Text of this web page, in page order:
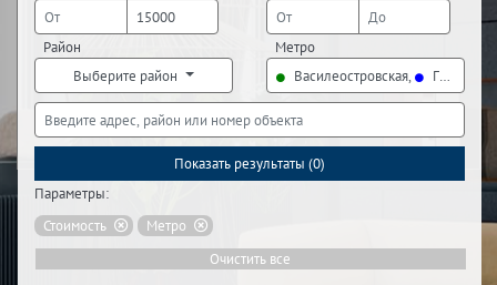
Район
Выберите район
Метро
Василеостровская,
Показать результаты (0)
Параметры:
Стоимость
Метро
Очистить все